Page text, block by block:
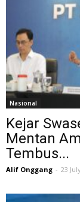
Nasional
Kejar
Mentan
Tembus...
Alif Onggang - 23